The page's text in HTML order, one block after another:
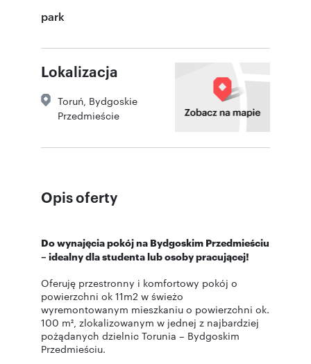
park
Lokalizacja
Toruń Bydgoskie
Przedmieście
Opis oferty
Do wynajęcia pokój na Bydgoskim Przedmieściu
– idealny dla studenta lub osoby pracującej!
Oferuję przestronny i komfortowy pokój o
powierzchni ok 11m2 w świeżo
wyremontowanym mieszkaniu o powierzchni ok.
100 m², zlokalizowanym w jednej z najbardziej
pożądanych dzielnic Torunia – Bydgoskim
Przedmieściu.